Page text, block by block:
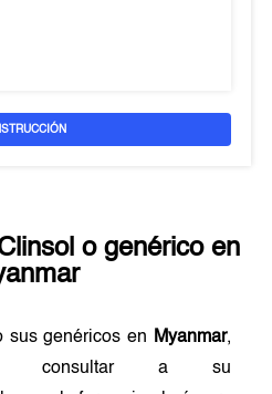
o genérico en
sus genéricos en Myanmar,
consultar a su